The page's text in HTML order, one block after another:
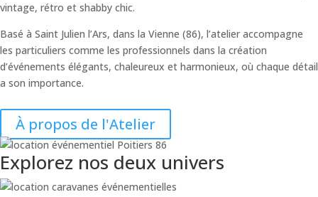
vintage, rétro et shabby chic.
Basé à Saint Julien l’Ars, dans la Vienne (86), l’atelier accompagne
les particuliers comme les professionnels dans la création
d’événements élégants, chaleureux et harmonieux, où chaque détail
a son importance.
À propos de l'Atelier
Explorez nos deux univers